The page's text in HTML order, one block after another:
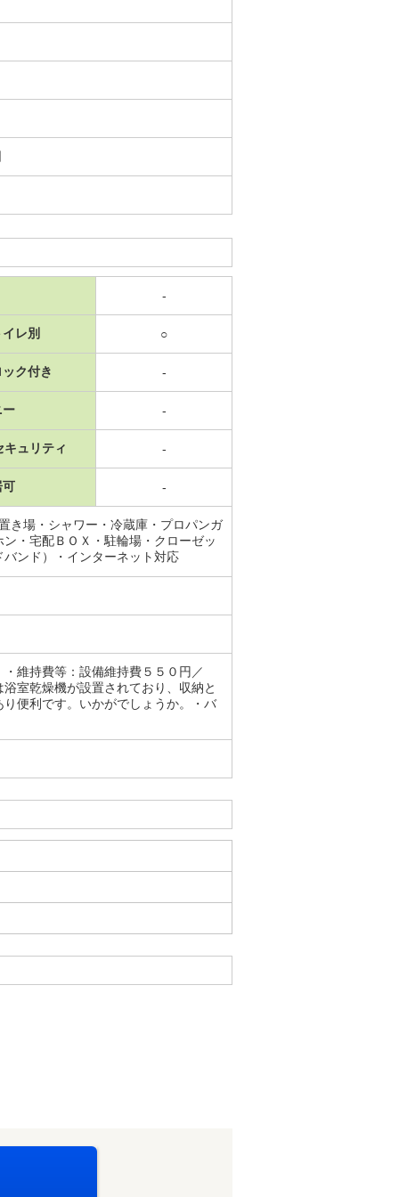
-
レ別 ○
ク付き -
ー -
キュリティ -
可 -
き場・シャワー・冷蔵庫・プロパンガ
・宅配ＢＯＸ・駐輪場・クローゼッ
ンド）・インターネット対応
維持費等：設備維持費５５０円／
室乾燥機が設置されており、収納と
便利です。いかがでしょうか。・バ